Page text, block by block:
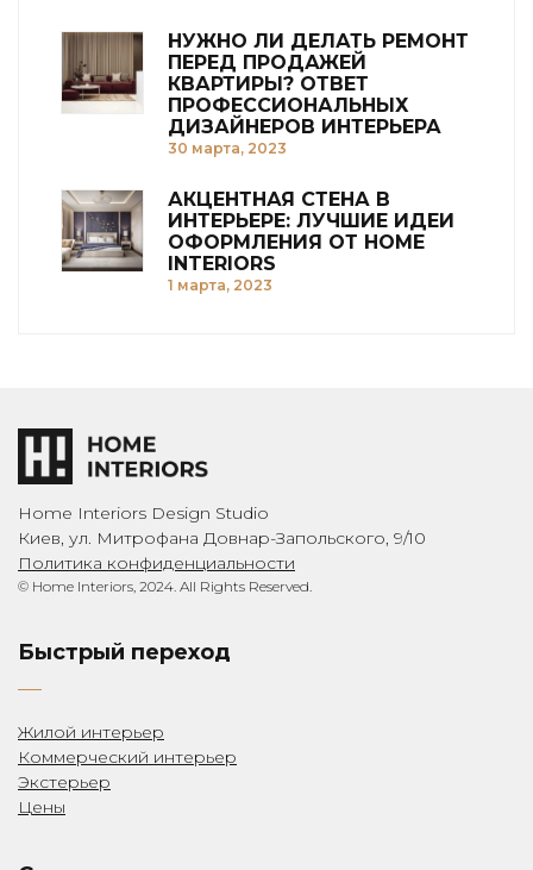
НУЖНО ЛИ ДЕЛАТЬ РЕМОНТ
ПЕРЕД ПРОДАЖЕЙ
КВАРТИРЫ? ОТВЕТ
ПРОФЕССИОНАЛЬНЫХ
ДИЗАЙНЕРОВ ИНТЕРЬЕРА
30 марта, 2023
АКЦЕНТНАЯ СТЕНА В
ИНТЕРЬЕРЕ: ЛУЧШИЕ ИДЕИ
ОФОРМЛЕНИЯ ОТ HOME
INTERIORS
1 марта, 2023
Home Interiors Design Studio
Киев, ул. Митрофана Довнар-Запольского, 9/10
Политика конфиденциальности
© Home Interiors, 2024. All Rights Reserved.
Быстрый переход
Жилой интерьер
Коммерческий интерьер
Экстерьер
Цены